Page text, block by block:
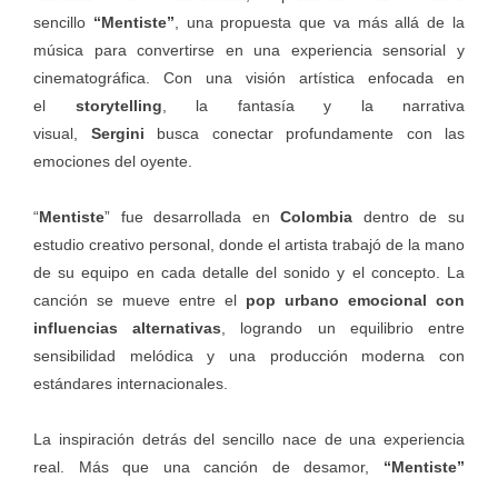
sencillo “Mentiste”, una propuesta que va más allá de la
música para convertirse en una experiencia sensorial y
cinematográfica. Con una visión artística enfocada en
el storytelling, la fantasía y la narrativa
visual, Sergini busca conectar profundamente con las
emociones del oyente.
“Mentiste” fue desarrollada enColombia dentro de su
estudio creativo personal, donde el artista trabajó de la mano
de su equipo en cada detalle del sonido y el concepto. La
canción se mueve entre el pop urbano emocional con
influencias alternativas, logrando un equilibrio entre
sensibilidad melódica y una producción moderna con
estándares internacionales.
La inspiración detrás del sencillo nace de una experiencia
real. Más que una canción de desamor, “Mentiste”